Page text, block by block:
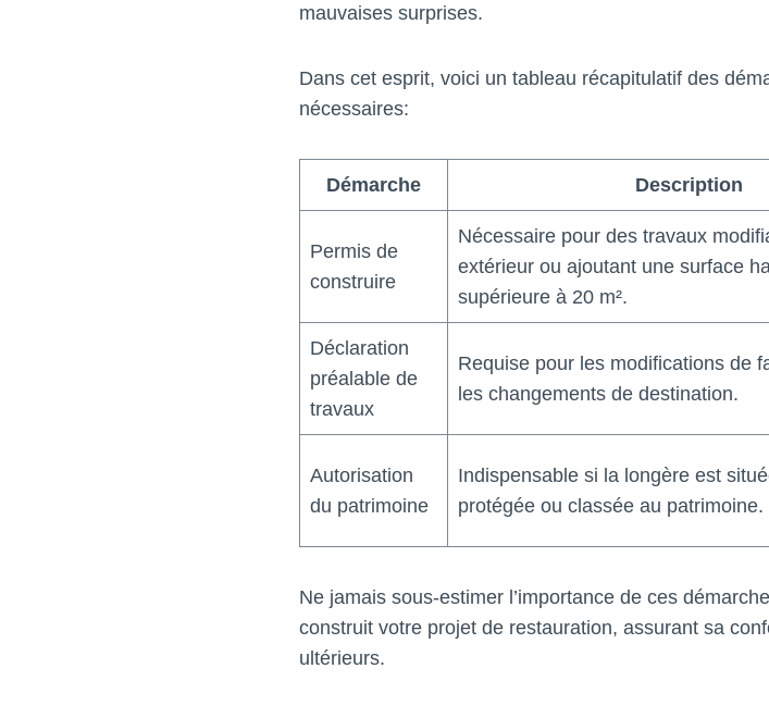
mauvaises surprises.
Dans cet esprit, voici un tableau récapitulatif des
nécessaires:
Démarche Description
Permis de
construire
Nécessaire pour des travaux
extérieur ou ajoutant une surface
supérieure à 20 m².
Déclaration
préalable de
travaux
Requise pour les modifications de
les changements de destination.
Autorisation
du patrimoine
Indispensable si la longère est
protégée ou classée au patrimoine.
Ne jamais sous-estimer l’importance de ces
construit votre projet de restauration, assurant sa
ultérieurs.